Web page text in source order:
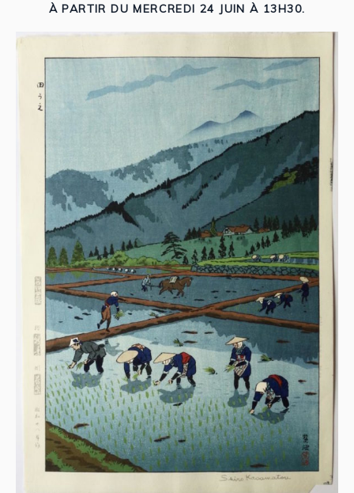
À PARTIR DU MERCREDI 24 JUIN À 13H30.